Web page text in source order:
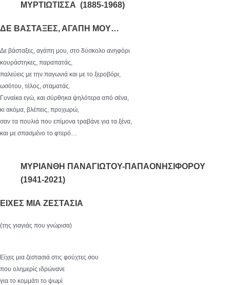
ΜΥΡΤΙΩΤΙΣΣΑ (1885-1968)
ΔΕ ΒΑΣΤΑΞΕΣ, ΑΓΑΠΗ ΜΟΥ…
Δε βάσταξες, αγάπη μου, στο δύσκολο ανηφόρι
κουράστηκες, παραπατάς,
παλεύεις με την παγωνιά και με το ξεροβόρι,
ωσότου, τέλος, σταματάς.
Γυναίκα εγώ, και σύρθηκα ψηλότερα από σένα,
κι ακόμα, βλέπεις, προχωρώ,
σαν τα πουλιά που επίμονα τραβάνε για τα ξένα,
και με σπασμένο το φτερό…
ΜΥΡΙΑΝΘΗ ΠΑΝΑΓΙΩΤΟΥ-ΠΑΠΑΟΝΗΣΙΦΟΡΟΥ
(1941-2021)
ΕΙΧΕΣ ΜΙΑ ΖΕΣΤΑΣΙΑ
(της γιαγιάς που γνώρισα)
Είχες μια ζεστασιά στις φούχτες σου
που ολημερίς ιδρώνανε
για το κομμάτι το ψωμί